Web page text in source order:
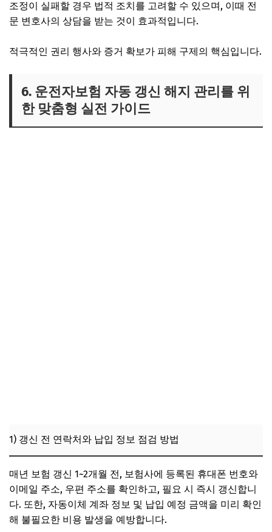
조정이 실패할 경우 법적 조치를 고려할 수 있으며, 이때 전
문 변호사의 상담을 받는 것이 효과적입니다.
적극적인 권리 행사와 증거 확보가 피해 구제의 핵심입니다.
6. 운전자보험 자동 갱신 해지 관리를 위
한 맞춤형 실전 가이드
1) 갱신 전 연락처와 납입 정보 점검 방법
매년 보험 갱신 1~2개월 전, 보험사에 등록된 휴대폰 번호와
이메일 주소, 우편 주소를 확인하고, 필요 시 즉시 갱신합니
다. 또한, 자동이체 계좌 정보 및 납입 예정 금액을 미리 확인
해 불필요한 비용 발생을 예방합니다.